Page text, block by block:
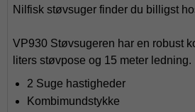
Nilfisk støvsuger finder du billigst
VP930 Støvsugeren har en robust
liters støvpose og 15 meter ledning.
2 Suge hastigheder
Kombimundstykke